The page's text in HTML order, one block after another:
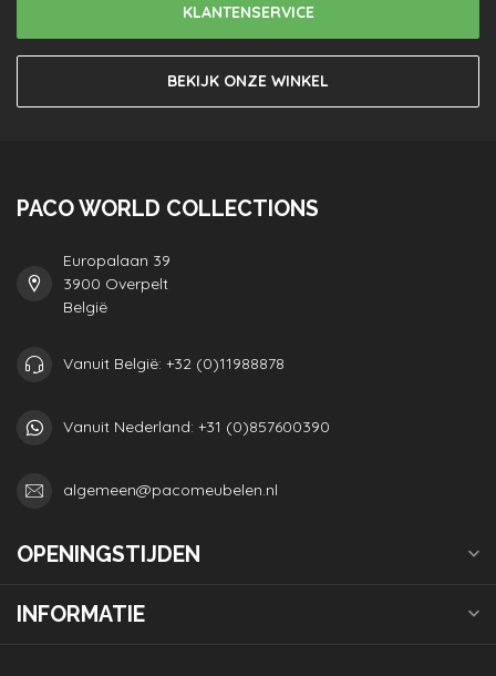
KLANTENSERVICE
BEKIJK ONZE WINKEL
PACO WORLD COLLECTIONS
Europalaan 39
3900 Overpelt
België
Vanuit België: +32 (0)11988878
Vanuit Nederland: +31 (0)857600390
algemeen@pacomeubelen.nl
OPENINGSTIJDEN
INFORMATIE